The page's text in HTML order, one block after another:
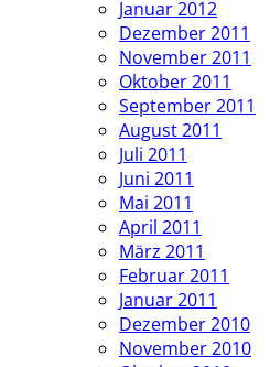
Januar 2012
Dezember 2011
November 2011
Oktober 2011
September 2011
August 2011
Juli 2011
Juni 2011
Mai 2011
April 2011
März 2011
Februar 2011
Januar 2011
Dezember 2010
November 2010